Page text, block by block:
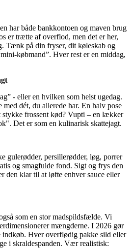
har både bankkontoen og maven brug
er trætte af overflod, men det er her,
Tænk på din fryser, dit køleskab og
købmand”. Hver rest er en middag,
- eller en hvilken som helst ugedag.
dét, du allerede har. En halv pose
stykke frossent kød? Vupti – en lækker
Det er som en kulinarisk skattejagt.
gulerødder, persillerødder, løg, porrer
og smagfulde fond. Sigt og frys den
den klar til at løfte enhver sauce eller
som en stor madspildsfælde. Vi
mængderne. I 2026 gør
indkøb. Hver overflødig pakke sild eller
i skraldespanden. Vær realistisk: